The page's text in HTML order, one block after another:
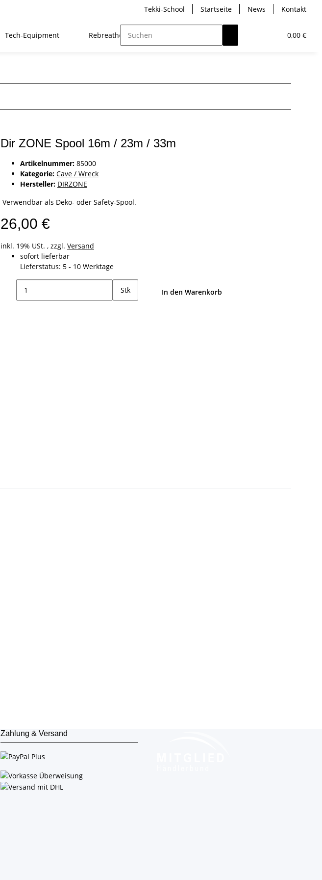
Tekki-School Startseite News Kontakt
0,00 €
Tech-Equipment Rebreather Trockentauchen Analyser / Computer
Dir ZONE Spool 16m / 23m / 33m
Artikelnummer: 85000
Kategorie: Cave / Wreck
Hersteller: DIRZONE
Verwendbar als Deko- oder Safety-Spool.
26,00 €
inkl. 19% USt. , zzgl. Versand
sofort lieferbar
Lieferstatus: 5 - 10 Werktage
Stk In den Warenkorb
Zahlung & Versand